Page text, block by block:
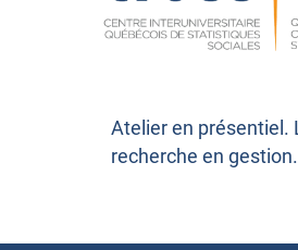
Atelier en présentiel.
recherche en